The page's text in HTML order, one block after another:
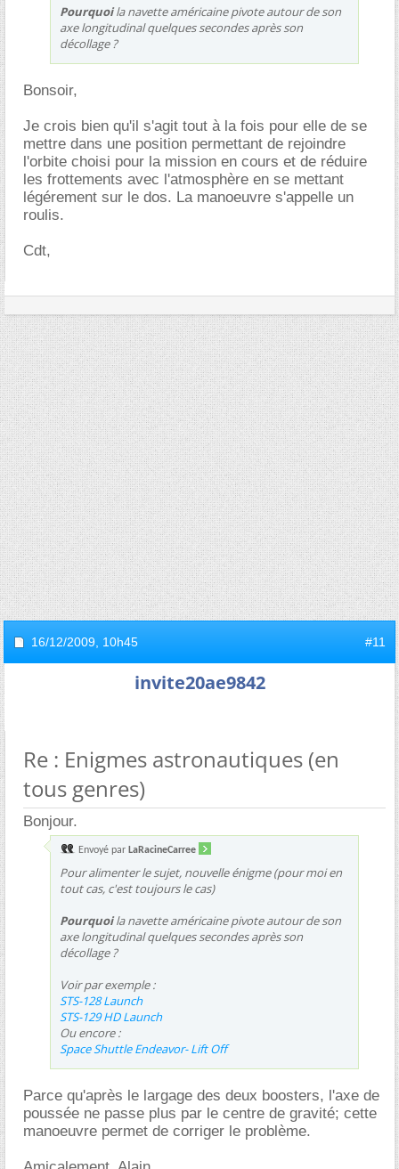
Pourquoila navette américaine pivote autour de son
axe longitudinal quelques secondes après son
décollage ?
Bonsoir,
Je crois bien qu'il s'agit tout à la fois pour elle de se
mettre dans une position permettant de rejoindre
l'orbite choisi pour la mission en cours et de réduire
les frottements avec l'atmosphère en se mettant
légérement sur le dos. La manoeuvre s'appelle un
roulis.
Cdt,
16/12/2009, 10h45 #11
invite20ae9842
Re : Enigmes astronautiques (en
tous genres)
Bonjour.
Envoyé par LaRacineCarree
Pour alimenter le sujet, nouvelle énigme (pour moi en
tout cas, c'est toujours le cas)
Pourquoila navette américaine pivote autour de son
axe longitudinal quelques secondes après son
décollage ?
Voir par exemple :
STS-128 Launch
STS-129 HD Launch
Ou encore :
Space Shuttle Endeavor- Lift Off
Parce qu'après le largage des deux boosters, l'axe de
poussée ne passe plus par le centre de gravité; cette
manoeuvre permet de corriger le problème.